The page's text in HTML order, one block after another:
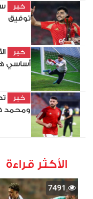
خبر
توفيق
خبر
أساسي
خبر
ومحمد
الأكثر قراءة
7491